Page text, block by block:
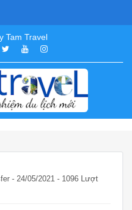
Tam Travel
- 24/05/2021 - 1096 Lượt